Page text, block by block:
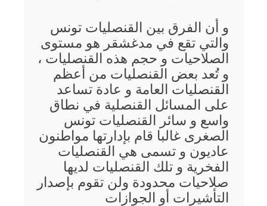
و أن الفرق بين القنصليات تونس
والتي تقع في مدغشقر هو مستوى
الصلاحيات و حجم هذه القنصليات ،
و تُعد بعض القنصليات من أعظم
القنصليات العامة و عادة تساعد
على المسائل القنصلية في نطاق
واسع و سائر القنصليات تونس
الصغرى غالبا قام بإدارتها مواطنون
عاديون و تسمى هي القنصليات
الفخرية و تلك القنصليات لديها
صلاحيات محدودة ولن تقوم بإصدار
التأشيرات أو الجوازات